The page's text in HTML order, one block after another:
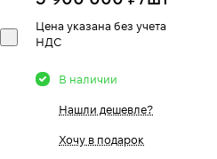
Цена указана без учета
НДС
В наличии
Нашли дешевле?
Хочу в подарок